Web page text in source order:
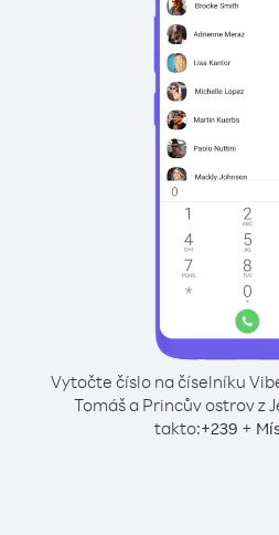
Vytočte číslo na číselníku
Tomáš a Princův ostrov z
takto:+239 +